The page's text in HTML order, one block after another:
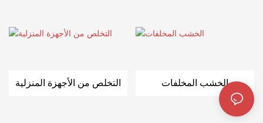
التخلص من الأجهزة المنزلية الخشب المخلفات